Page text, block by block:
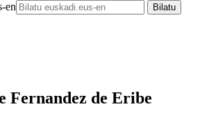
en
Fernandez de Eribe